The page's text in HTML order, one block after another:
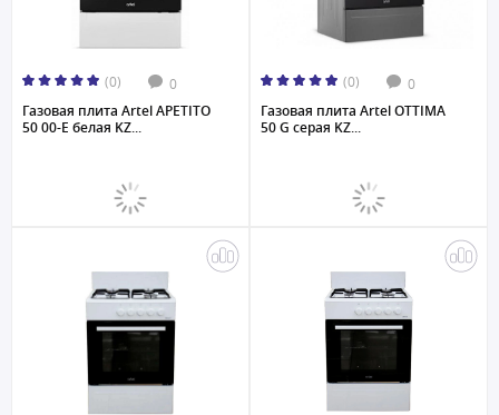
(0) 0
Газовая плита Artel APETITO
50 00-E белая KZ...
(0) 0
Газовая плита Artel OTTIMA
50 G серая KZ...